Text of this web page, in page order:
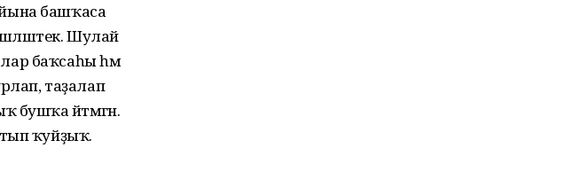
башҡаса
Шулай
баҡсаһы һәм
таҙалап
бушҡа әйтмәгән.
ҡуйҙыҡ.